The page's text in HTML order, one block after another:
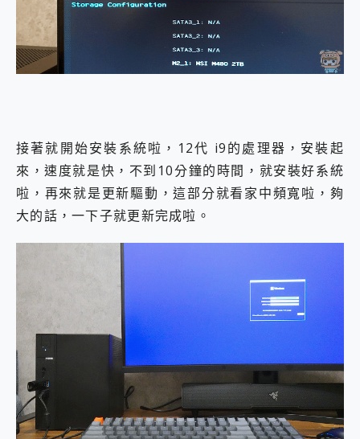
接著就開始安裝系統啦，12代 i9的處理器，安裝起
來，速度就是快，不到10分鐘的時間，就安裝好系統
啦，再來就是更新驅動，這部分就看家中頻寬啦，夠
大的話，一下子就更新完成啦。